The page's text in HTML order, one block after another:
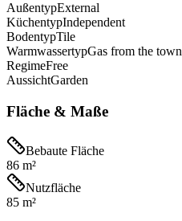
AußentypExternal
KüchentypIndependent
BodentypTile
WarmwassertypGas from the town
RegimeFree
AussichtGarden
Fläche & Maße
Bebaute Fläche
86 m²
Nutzfläche
85 m²